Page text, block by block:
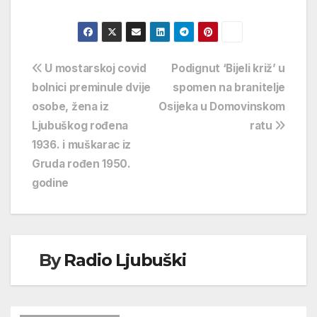
Navigacija
objava
Podignut ‘Bijeli križ’ u
spomen na branitelje
Osijeka u Domovinskom
ratu
U mostarskoj covid
bolnici preminule dvije
osobe, žena iz
Ljubuškog rođena
1936. i muškarac iz
Gruda rođen 1950.
godine
ByRadio Ljubuški